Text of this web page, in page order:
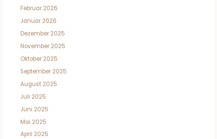
Februar 2026
Januar 2026
Dezember 2025
November 2025
Oktober 2025
September 2025
August 2025
Juli 2025
Juni 2025
Mai 2025
April 2025